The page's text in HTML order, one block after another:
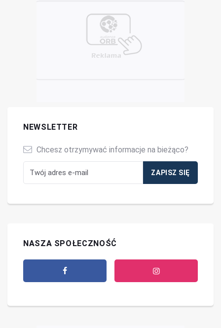
NEWSLETTER
Chcesz otrzymywać informacje na bieżąco?
NASZA SPOŁECZNOŚĆ